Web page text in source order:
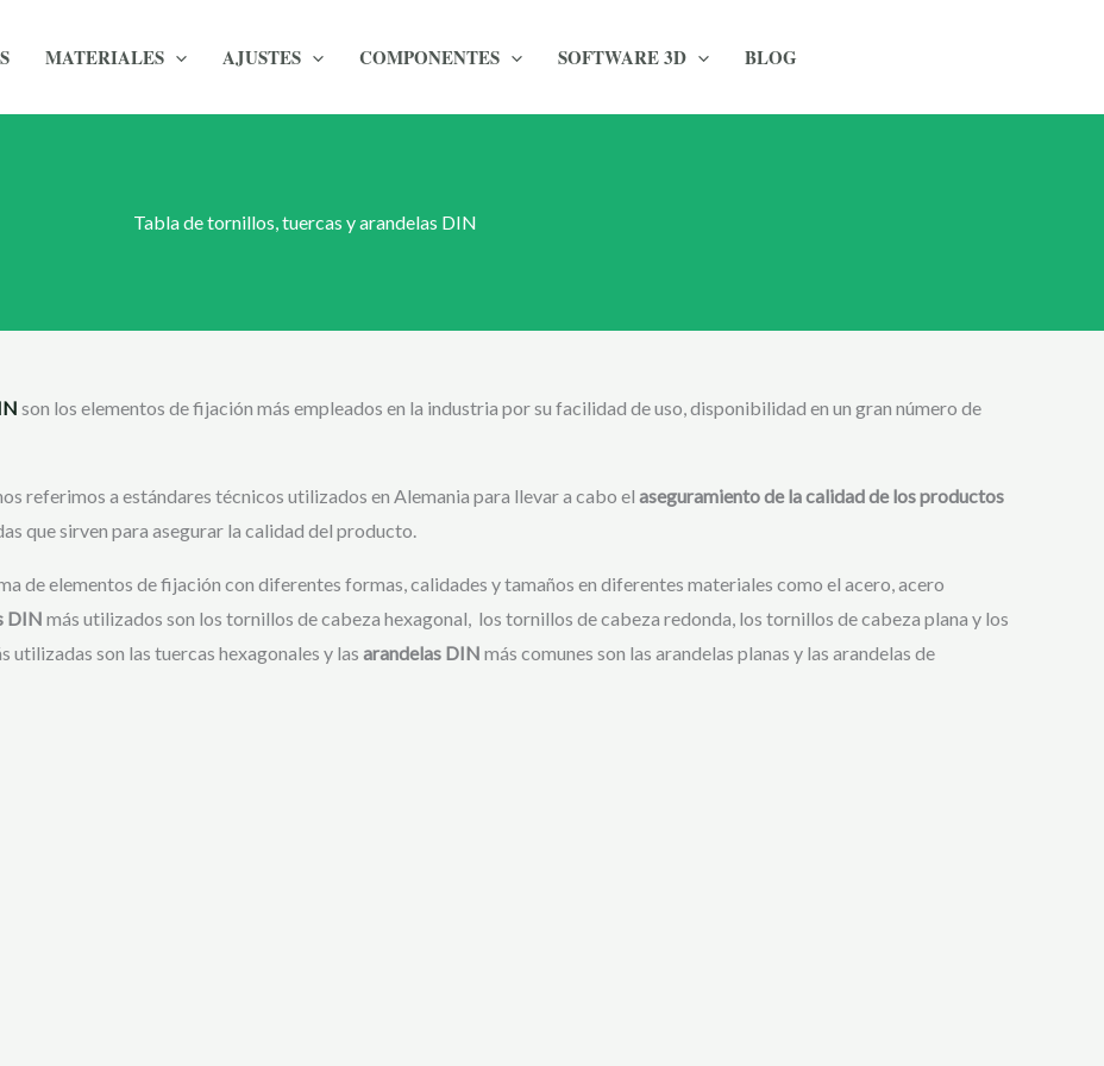
MATERIALES AJUSTES COMPONENTES SOFTWARE 3D BLOG
Tabla de tornillos, tuercas y arandelas DIN
son los elementos de fijación más empleados en la industria por su facilidad de uso, disponibilidad en un gran número de
referimos a estándares técnicos utilizados en Alemania para llevar a cabo el aseguramiento de la calidad de los productos
que sirven para asegurar la calidad del producto.
de elementos de fijación con diferentes formas, calidades y tamaños en diferentes materiales como el acero, acero
DIN más utilizados son los tornillos de cabeza hexagonal, los tornillos de cabeza redonda, los tornillos de cabeza plana y los
utilizadas son las tuercas hexagonales y las arandelas DIN más comunes son las arandelas planas y las arandelas de